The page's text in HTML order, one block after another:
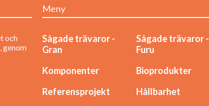
och
genom
Meny
Sågade trävaror -
Gran
Sågade trävaror -
Furu
Komponenter
Bioprodukter
Referensprojekt
Hållbarhet